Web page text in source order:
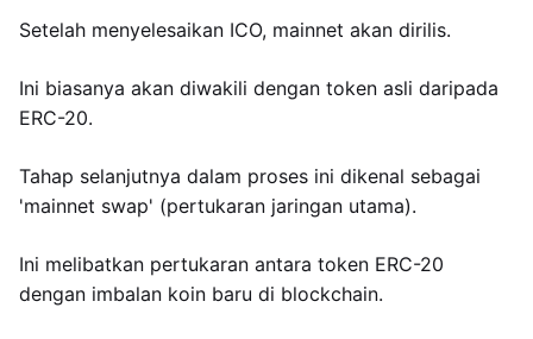
Setelah menyelesaikan ICO, mainnet akan dirilis.
Ini biasanya akan diwakili dengan token asli daripada
ERC-20.
Tahap selanjutnya dalam proses ini dikenal sebagai
'mainnet swap' (pertukaran jaringan utama).
Ini melibatkan pertukaran antara token ERC-20
dengan imbalan koin baru di blockchain.